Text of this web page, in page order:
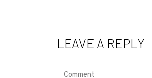
LEAVE A REPLY